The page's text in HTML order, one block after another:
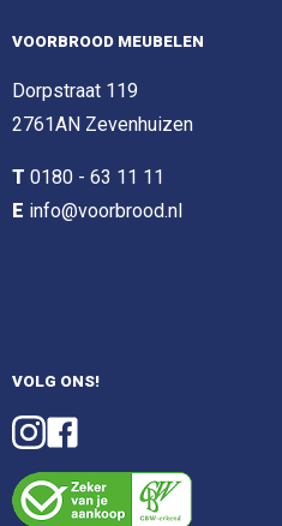
VOORBROOD MEUBELEN
Dorpstraat 119
2761AN Zevenhuizen
T 0180 - 63 11 11
E info@voorbrood.nl
VOLG ONS!